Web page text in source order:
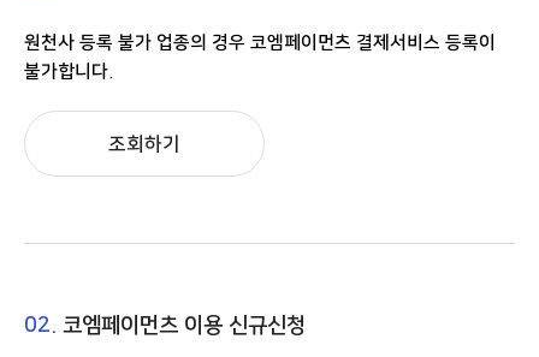
원천사 등록 불가 업종의 경우 코엠페이먼츠 결제서비스 등록이
불가합니다.
조회하기
02. 코엠페이먼츠 이용 신규신청